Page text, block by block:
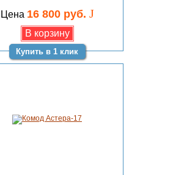
Цена 16 800 руб. J
Купить в 1 клик